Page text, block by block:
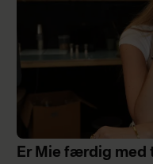
Er Mie færdig med